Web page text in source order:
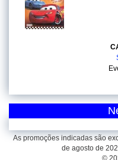
As promoções indicadas são
de agosto de
©